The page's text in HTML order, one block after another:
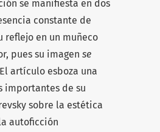
se manifiesta en dos
constante de
reflejo en un muñeco
pues su imagen se
artículo esboza una
importantes de su
sobre la estética
autoficción